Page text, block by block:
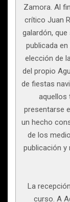
Zamora. Al
crítico Juan
galardón,
publicada en
elección de
del propio
de fiestas
aquellos
presentarse
un hecho
de los
publicación y
La
curso. A